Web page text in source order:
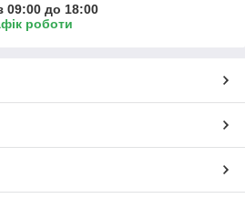
09:00 до 18:00
роботи